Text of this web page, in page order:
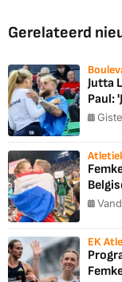
Gerelateerd
Jutta
Paul:
EK